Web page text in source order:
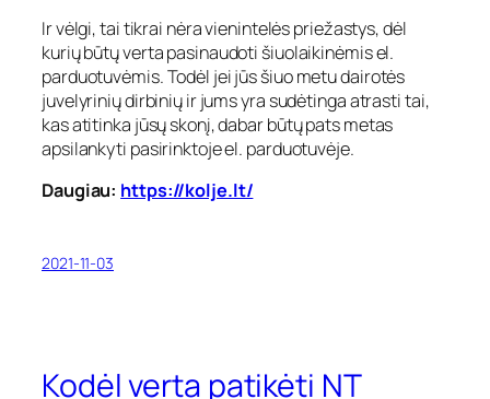
Ir vėlgi, tai tikrai nėra vienintelės priežastys, dėl
kurių būtų verta pasinaudoti šiuolaikinėmis el.
parduotuvėmis. Todėl jei jūs šiuo metu dairotės
juvelyrinių dirbinių ir jums yra sudėtinga atrasti tai,
kas atitinka jūsų skonį, dabar būtų pats metas
apsilankyti pasirinktoje el. parduotuvėje.
Daugiau: https://kolje.lt/
2021-11-03
Kodėl verta patikėti NT